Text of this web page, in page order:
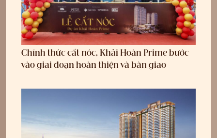
Chính thức cất nóc, Khải Hoàn Prime bước
vào giai đoạn hoàn thiện và bàn giao